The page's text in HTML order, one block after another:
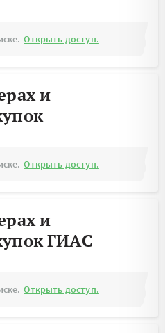
Открыть доступ.
и
Открыть доступ.
и
ГИАС
Открыть доступ.